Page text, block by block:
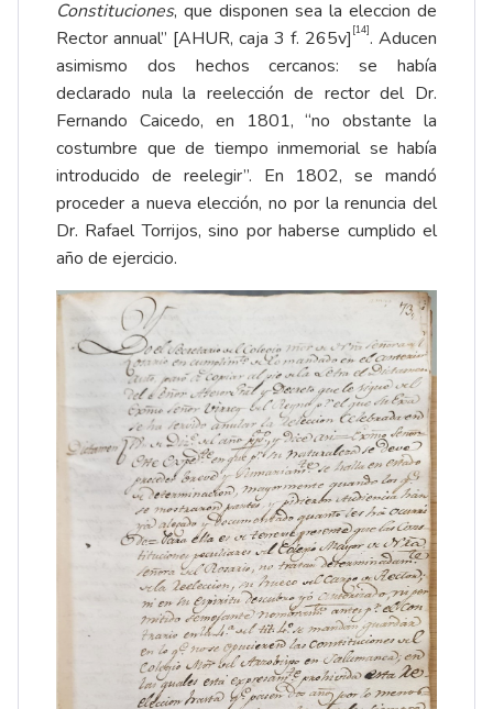
Constituciones, que disponen sea la eleccion de
Rector annual” [AHUR, caja 3 f. 265v] [14]. Aducen
asimismo dos hechos cercanos: se había
declarado nula la reelección de rector del Dr.
Fernando Caicedo, en 1801, “no obstante la
costumbre que de tiempo inmemorial se había
introducido de reelegir”. En 1802, se mandó
proceder a nueva elección, no por la renuncia del
Dr. Rafael Torrijos, sino por haberse cumplido el
año de ejercicio.